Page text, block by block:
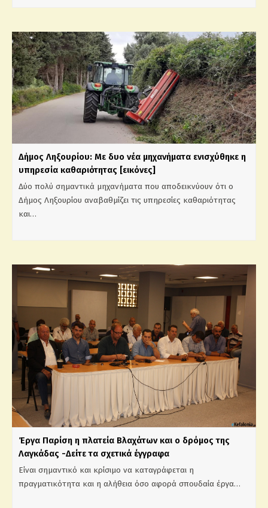
Δήμος Ληξουρίου: Με δυο νέα μηχανήματα ενισχύθηκε η
υπηρεσία καθαριότητας [εικόνες]
Δύο πολύ σημαντικά μηχανήματα που αποδεικνύουν ότι ο
Δήμος Ληξουρίου αναβαθμίζει τις υπηρεσίες καθαριότητας
και…
Έργα Παρίση η πλατεία Βλαχάτων και ο δρόμος της
Λαγκάδας -Δείτε τα σχετικά έγγραφα
Είναι σημαντικό και κρίσιμο να καταγράφεται η
πραγματικότητα και η αλήθεια όσο αφορά σπουδαία έργα…